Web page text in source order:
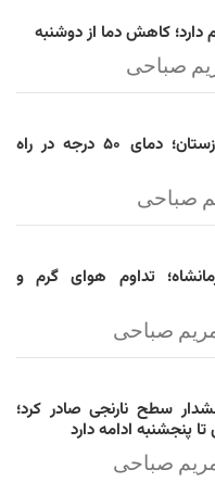
دارد؛ کاهش دما از دوشنبه
صباحی
هشدار هواشناسی خوزستان؛ دمای ۵۰ درجه در راه
صباحی
تداوم هوای گرم و
صباحی
سطح نارنجی صادر کرد؛
پنجشنبه ادامه دارد
صباحی